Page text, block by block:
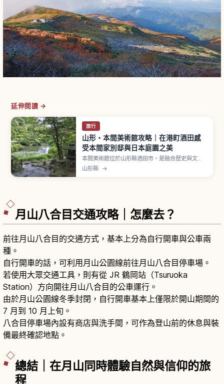
延伸閱讀 →
旅行
山形・本間美術館攻略｜在港町酒田感
受本間家別邸與日本庭園之美
本間美術館位於山形縣酒田市，是融合歷史與文化
的美術館，1947年（昭和22年）戰後不久開館的私
山形縣 →
月山八合目交通攻略｜怎麼去？
前往月山八合目的交通方式，基本上分為自行開車與公車兩
種。
自行開車的話，可利用月山公園線前往月山八合目停車場。
若使用大眾交通工具，則有從 JR 鶴岡站（Tsuruoka
Station）方向開往月山八合目的公車運行。
由於月山公園線冬季封閉，自行開車基本上僅限於開山期間的
7 月到 10 月上旬。
八合目停車場內設有商店與洗手間，可作為登山前的休息與裝
備最終確認地點。
總結｜在月山同時體驗自然與信仰的旅
程